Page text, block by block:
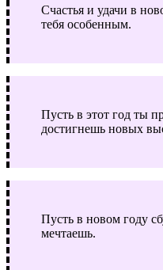
Счастья и удачи в
тебя особенным.
Пусть в этот год ты
достигнешь новых
Пусть в новом году
мечтаешь.